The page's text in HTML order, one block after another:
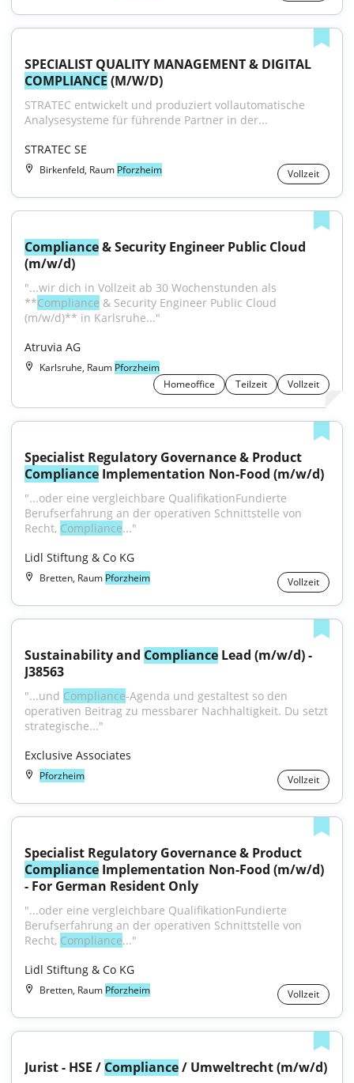
COMPLIANCE (M/W/D)
STRATEC entwickelt und produziert vollautomatische
Analysesysteme für führende Partner in der...
STRATEC SE
Birkenfeld, Raum Pforzheim Vollzeit
Compliance & Security Engineer Public Cloud
(m/w/d)
"...wir dich in Vollzeit ab 30 Wochenstunden als
**Compliance & Security Engineer Public Cloud
(m/w/d)** in Karlsruhe..."
Atruvia AG
Karlsruhe, Raum Pforzheim
Homeoffice
Teilzeit Vollzeit
Compliance Implementation Non-Food (m/w/d)
"...oder eine vergleichbare QualifikationFundierte
Berufserfahrung an der operativen Schnittstelle von
Recht, Compliance..."
Lidl Stiftung & Co KG
Bretten, Raum Pforzheim Vollzeit
Sustainability and Compliance Lead (m/w/d) -
J38563
"...und Compliance-Agenda und gestaltest so den
operativen Beitrag zu messbarer Nachhaltigkeit. Du setzt
strategische..."
Exclusive Associates
Pforzheim Vollzeit
Compliance Implementation Non-Food (m/w/d)
- For German Resident Only
"...oder eine vergleichbare QualifikationFundierte
Berufserfahrung an der operativen Schnittstelle von
Recht, Compliance..."
Lidl Stiftung & Co KG
Bretten, Raum Pforzheim Vollzeit
Jurist - HSE / Compliance / Umweltrecht (m/w/d)